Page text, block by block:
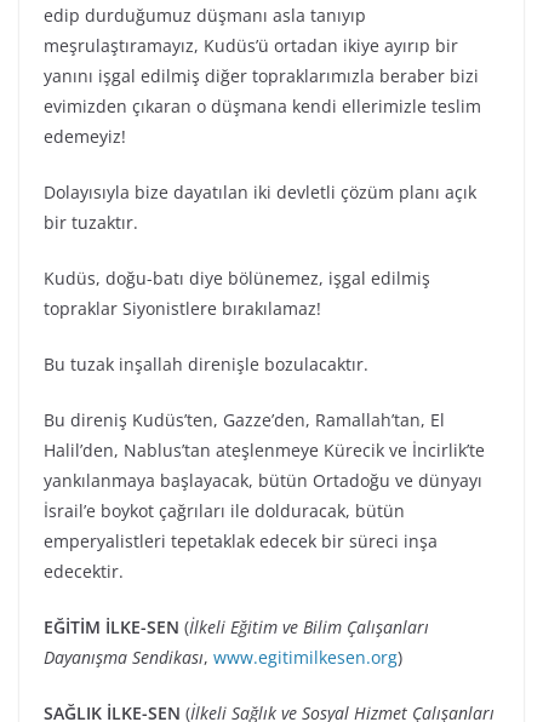
edip durduğumuz düşmanı asla tanıyıp
meşrulaştıramayız, Kudüs’ü ortadan ikiye ayırıp bir
yanını işgal edilmiş diğer topraklarımızla beraber bizi
evimizden çıkaran o düşmana kendi ellerimizle teslim
edemeyiz!
Dolayısıyla bize dayatılan iki devletli çözüm planı açık
bir tuzaktır.
Kudüs, doğu-batı diye bölünemez, işgal edilmiş
topraklar Siyonistlere bırakılamaz!
Bu tuzak inşallah direnişle bozulacaktır.
Bu direniş Kudüs’ten, Gazze’den, Ramallah’tan, El
Halil’den, Nablus’tan ateşlenmeye Kürecik ve İncirlik’te
yankılanmaya başlayacak, bütün Ortadoğu ve dünyayı
İsrail’e boykot çağrıları ile dolduracak, bütün
emperyalistleri tepetaklak edecek bir süreci inşa
edecektir.
EĞİTİM İLKE-SEN (İlkeli Eğitim ve Bilim Çalışanları
Dayanışma Sendikası, www.egitimilkesen.org)
SAĞLIK İLKE-SEN (İlkeli Sağlık ve Sosyal Hizmet Çalışanları